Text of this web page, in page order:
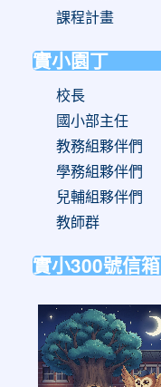
課程計畫
實小園丁
校長
國小部主任
教務組夥伴們
學務組夥伴們
兒輔組夥伴們
教師群
實小300號信箱